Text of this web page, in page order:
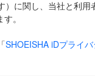
に関し、当社と利用
。
SHOEISHA iDプライ